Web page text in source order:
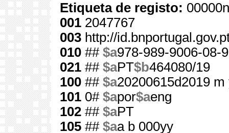
Etiqueta de registo:
001 2047767
003 http://
010 ## $a978-989-9006-08-9
021 ## $aPT$b464080/19
100 ## $a20200615d2019
101 0# $apor$aeng
102 ## $aPT
105 ## $aa b 000yy